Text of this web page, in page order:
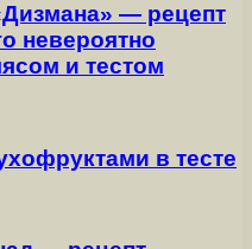
— рецепт
невероятно
и тестом
в тесте